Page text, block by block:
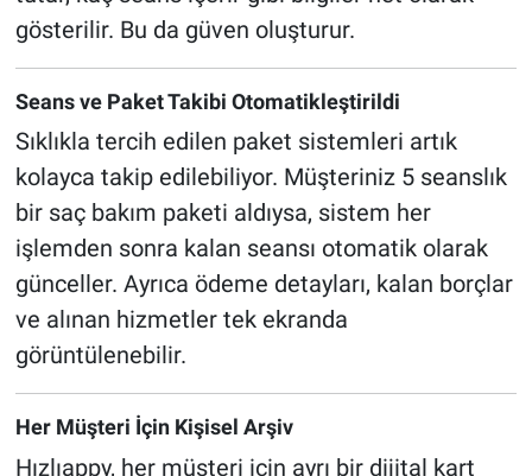
gösterilir. Bu da güven oluşturur.
Seans ve Paket Takibi Otomatikleştirildi
Sıklıkla tercih edilen paket sistemleri artık
kolayca takip edilebiliyor. Müşteriniz 5 seanslık
bir saç bakım paketi aldıysa, sistem her
işlemden sonra kalan seansı otomatik olarak
günceller. Ayrıca ödeme detayları, kalan borçlar
ve alınan hizmetler tek ekranda
görüntülenebilir.
Her Müşteri İçin Kişisel Arşiv
Hızlıappy, her müşteri için ayrı bir dijital kart